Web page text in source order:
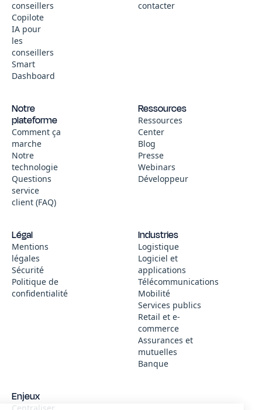
Continuer sans accepter
conseillers
Copilote
IA pour
les
conseillers
Smart
Dashboard
contacter
Notre
plateforme
Comment ça
marche
Notre
technologie
Questions
service
client (FAQ)
Ressources
Ressources
Center
Blog
Presse
Webinars
Développeur
Légal
Mentions
légales
Sécurité
Politique de
confidentialité
Industries
Logistique
Logiciel et
applications
Télécommunications
Mobilité
Services publics
Retail et e-
commerce
Assurances et
mutuelles
Banque
Enjeux